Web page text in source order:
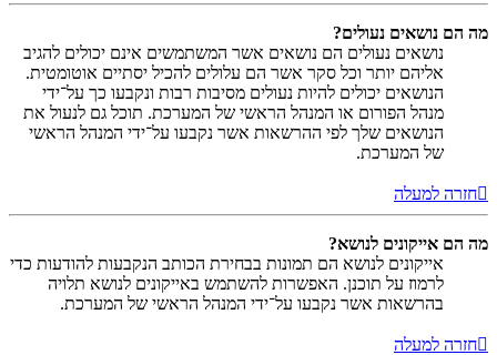
מה הם נושאים נעולים?
נושאים נעולים הם נושאים אשר המשתמשים אינם יכולים להגיב
אליהם יותר וכל סקר אשר הם עלולים להכיל יסתיים אוטומטית.
הנושאים יכולים להיות נעולים מסיבות רבות ונקבעו כך על־ידי
מנהל הפורום או המנהל הראשי של המערכת. תוכל גם לנעול את
הנושאים שלך לפי ההרשאות אשר נקבעו על־ידי המנהל הראשי
של המערכת.
חזרה למעלה
מה הם אייקונים לנושא?
אייקונים לנושא הם תמונות בבחירת הכותב הנקבעות להודעות כדי
לרמוז על תוכנן. האפשרות להשתמש באייקונים לנושא תלויה
בהרשאות אשר נקבעו על־ידי המנהל הראשי של המערכת.
חזרה למעלה